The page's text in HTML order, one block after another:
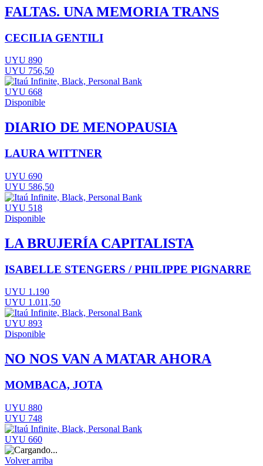
FALTAS. UNA MEMORIA TRANS
CECILIA GENTILI
UYU 890
UYU 756,50
UYU 668
Disponible
DIARIO DE MENOPAUSIA
LAURA WITTNER
UYU 690
UYU 586,50
UYU 518
Disponible
LA BRUJERÍA CAPITALISTA
ISABELLE STENGERS / PHILIPPE PIGNARRE
UYU 1.190
UYU 1.011,50
UYU 893
Disponible
NO NOS VAN A MATAR AHORA
MOMBACA, JOTA
UYU 880
UYU 748
UYU 660
Volver arriba